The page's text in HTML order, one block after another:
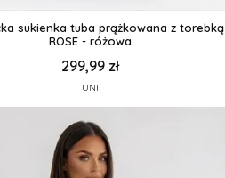
sukienka tuba prążkowana z torebką
ROSE - różowa
299,99 zł
UNI